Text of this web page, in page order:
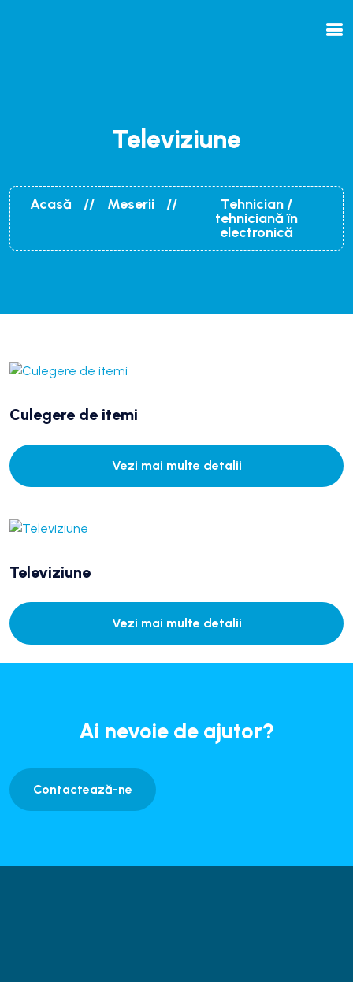
Televiziune
Acasă Meserii
Tehnician /
tehniciană în
electronică
Culegere de itemi
Vezi mai multe detalii
Televiziune
Vezi mai multe detalii
Ai nevoie de ajutor?
Contactează-ne